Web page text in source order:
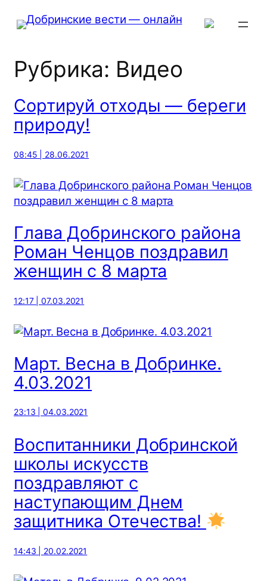
Перейти
Рубрика: Видео
Сортируй отходы — береги
природу!
08:45 | 28.06.2021
Глава Добринского района
Роман Ченцов поздравил
женщин с 8 марта
12:17 | 07.03.2021
Март. Весна в Добринке.
4.03.2021
23:13 | 04.03.2021
Воспитанники Добринской
школы искусств
поздравляют с
наступающим Днем
защитника Отечества!
14:43 | 20.02.2021